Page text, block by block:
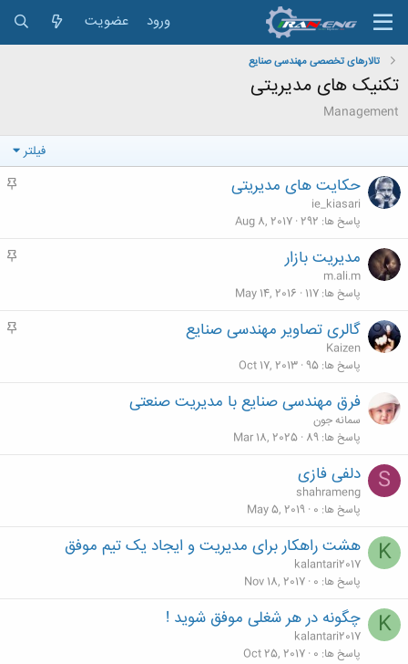
ورود عضویت
تالارهای تخصصی مهندسی صنایع
تکنيک های مديريتی
Management
فیلتر
م
حکایت های مدیریتی
ie_kiasari
پاسخ ها 292
Aug 8, 2017
م
مدیریت بازار
m.ali.m
پاسخ ها 117
May 14, 2016
م
گالری تصاویر مهندسی صنایع
Kaizen
پاسخ ها 95
Oct 17, 2013
فرق مهندسی صنایع با مدیریت صنعتی
سمانه جون
پاسخ ها 89
Mar 18, 2025
S دلفی فازی
shahrameng
پاسخ ها 0
May 5, 2019
K هشت راهکار برای مدیریت و ایجاد یک تیم موفق
kalantari2017
پاسخ ها 0
Nov 18, 2017
K چگونه در هر شغلی موفق شوید !
kalantari2017
پاسخ ها 0
Oct 25, 2017